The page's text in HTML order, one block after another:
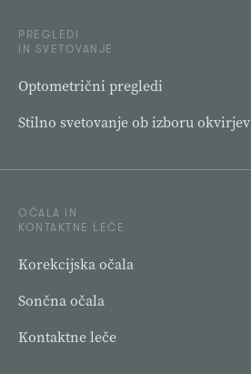
OČALA IN
KONTAKTNE LEČE
Korekcijska očala
Sončna očala
Kontaktne leče
PREGLEDI
IN SVETOVANJE
Optometrični pregledi
Stilno svetovanje ob izboru okvirjev